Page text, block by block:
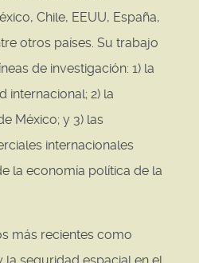
Chile, EEUU, España,
otros países. Su trabajo
de investigación: 1) la
internacional; 2) la
México; y 3) las
internacionales
la economía política de la
más recientes como
la seguridad espacial en el